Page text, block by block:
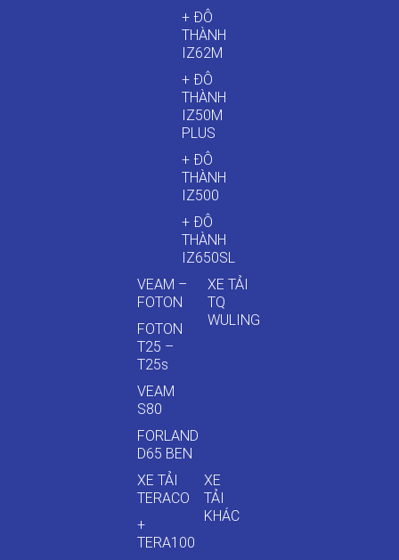
+ ĐÔ
THÀNH
IZ62M
+ ĐÔ
THÀNH
IZ50M
PLUS
+ ĐÔ
THÀNH
IZ500
+ ĐÔ
THÀNH
IZ650SL
VEAM –
FOTON
FOTON
T25 –
T25s
VEAM
S80
FORLAND
D65 BEN
XE TẢI
TQ
WULING
XE TẢI
TERACO
+
TERA100
XE
TẢI
KHÁC